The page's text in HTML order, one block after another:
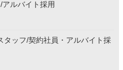
ルバイト採用
タッフ/契約社員・アルバイト採